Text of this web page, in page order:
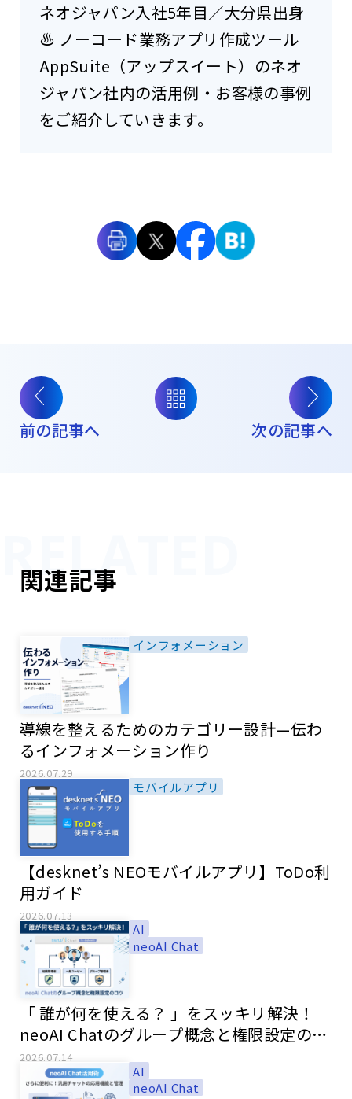
ネオジャパン入社5年目／大分県出身
♨ ノーコード業務アプリ作成ツール
AppSuite（アップスイート）のネオ
ジャパン社内の活用例・お客様の事例
をご紹介していきます。
前の記事へ 次の記事へ
関連記事
インフォメーション
導線を整えるためのカテゴリー設計—伝わ
るインフォメーション作り
2026.07.29
モバイルアプリ
【desknet’s NEOモバイルアプリ】ToDo利
用ガイド
2026.07.13
AI
neoAI Chat
「 誰が何を使える？ 」をスッキリ解決！
neoAI Chatのグループ概念と権限設定のコ
ツ
2026.07.14
AI
neoAI Chat